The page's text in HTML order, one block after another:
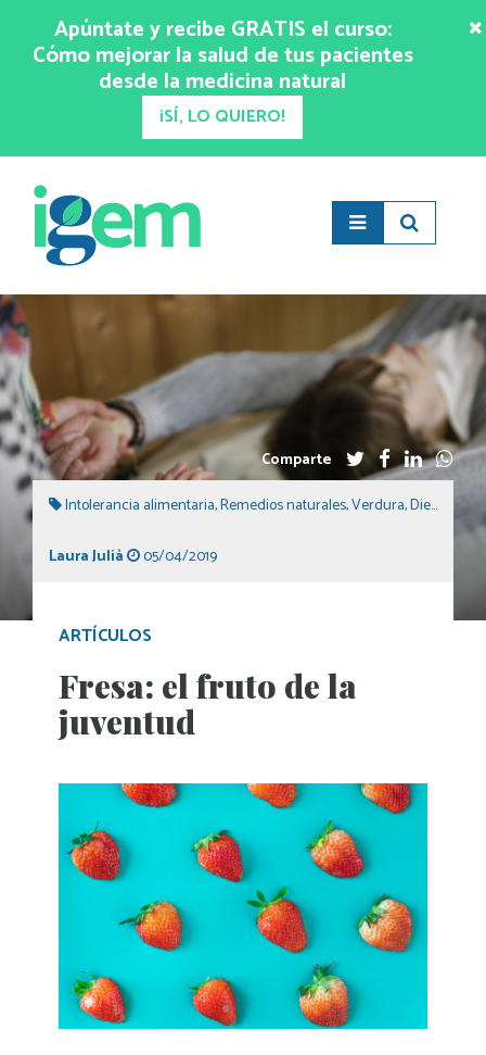
Apúntate y recibe GRATIS el curso:
Cómo mejorar la salud de tus pacientes
desde la medicina natural
¡SÍ, LO QUIERO!
Comparte
Intolerancia alimentaria,Remedios naturales,Verdura,Dieta equilibrada
Laura Julià 05/04/2019
ARTÍCULOS
Fresa: el fruto de la
juventud